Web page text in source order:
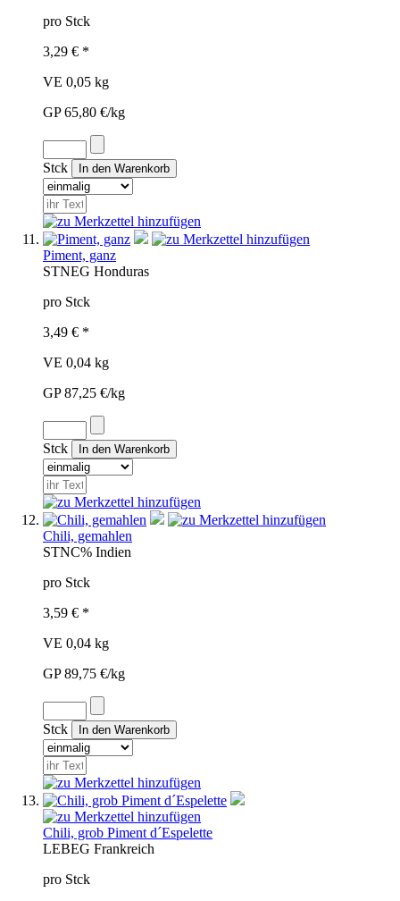
pro Stck
3,29 € *
VE 0,05 kg
GP 65,80 €/kg
Stck
Piment, ganz
STNEG Honduras
pro Stck
3,49 € *
VE 0,04 kg
GP 87,25 €/kg
Stck
Chili, gemahlen
STNC% Indien
pro Stck
3,59 € *
VE 0,04 kg
GP 89,75 €/kg
Stck
Chili, grob Piment d´Espelette
LEBEG Frankreich
pro Stck